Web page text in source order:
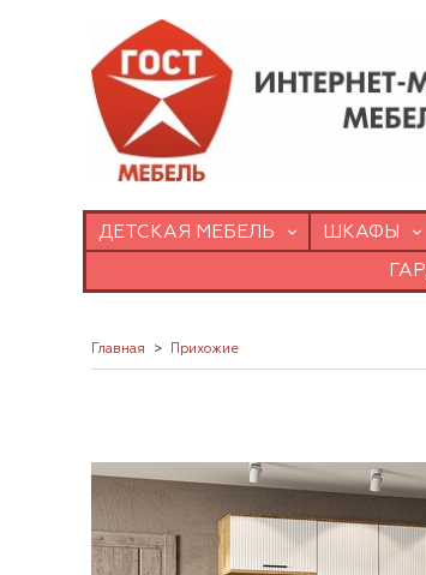
ДЕТСКАЯ МЕБЕЛЬ ШКАФЫ
Главная Прихожие